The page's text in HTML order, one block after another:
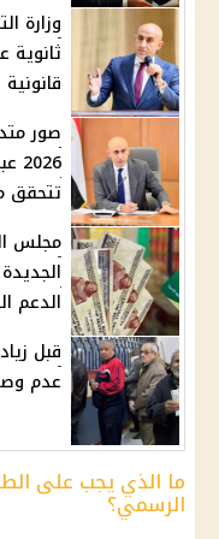
وزارة
قانونية
صور
تتحقق
مجلس
الدعم
قبل
عدم
ما الذي يجب على
الرسمي؟